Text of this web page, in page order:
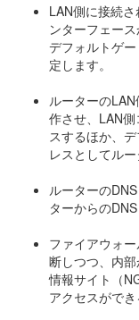
LAN側に接続
ンターフェー
デフォルトゲ
定します。
ルーターの
作させ、LAN
スするほか、
レスとしてル
ルーターの
ターからの
ファイアウォ
断しつつ、内
情報サイト（
アクセスができ